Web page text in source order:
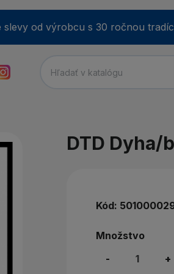
slevy od výrobcu s 30 ročnou
E-
DTD Dyha/
Kód:
Množstvo
-
+